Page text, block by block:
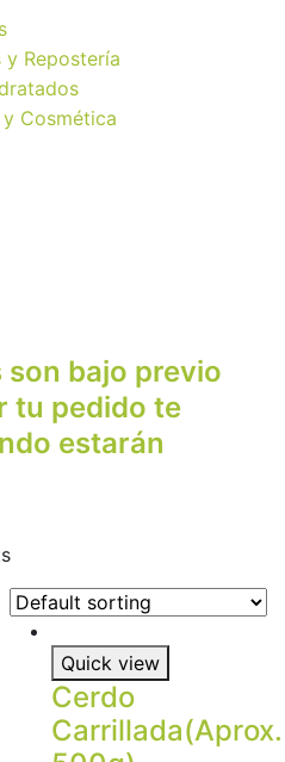
y Repostería
Cosmética
son bajo previo
tu pedido te
estarán
Quick view
Cerdo
Carrillada(Aprox.